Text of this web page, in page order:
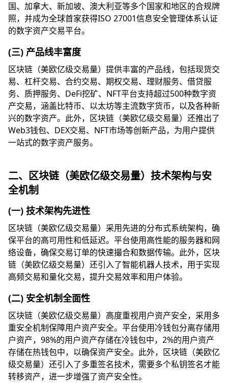
国、加拿大、新加坡、澳大利亚等多个国家和地区的合规牌
照，并成为全球首家获得ISO 27001信息安全管理体系认证
的数字资产交易平台。
(三) 产品线丰富度
区块链（美欧亿级交易量）提供丰富的产品线，包括现货交
易、杠杆交易、合约交易、期权交易、理财服务、借贷服
务、质押服务、DeFi挖矿、NFT平台支持超过500种数字资
产交易，涵盖比特币、以太坊等主流数字货币，以及各种新
兴的数字资产。此外，区块链（美欧亿级交易量）还推出了
Web3钱包、DEX交易、NFT市场等创新产品，为用户提供
一站式的数字资产服务。
二、区块链（美欧亿级交易量）技术架构与安
全机制
(一) 技术架构先进性
区块链（美欧亿级交易量）采用先进的分布式系统架构，确
保平台的高可用性和低延迟。平台使用高性能的服务器和网
络设备，确保交易订单的快速撮合和数据传输。此外，区块
链（美欧亿级交易量）还引入了智能机器人技术，用于实现
高频交易和量化交易，提升交易效率和用户体验。
(二) 安全机制全面性
区块链（美欧亿级交易量）高度重视用户资产安全，采用多
重安全机制保障用户资产安全。平台使用冷钱包分离存储用
户资产，98%的用户资产存储在冷钱包中，2%的用户资产
存储在热钱包中，以确保资产安全。此外，区块链（美欧亿
级交易量）还引入了多重签名技术，需要多个私钥签名才能
转移资产，进一步增强了资产安全性。